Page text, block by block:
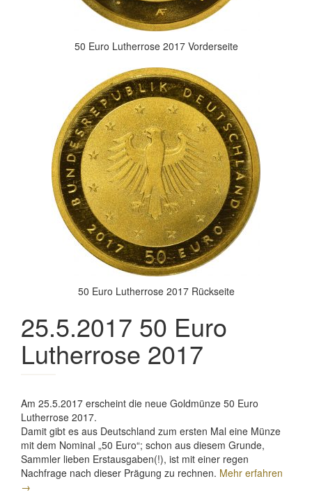
50 Euro Lutherrose 2017 Vorderseite
50 Euro Lutherrose 2017 Rückseite
25.5.2017 50 Euro
Lutherrose 2017
Am 25.5.2017 erscheint die neue Goldmünze 50 Euro
Lutherrose 2017.
Damit gibt es aus Deutschland zum ersten Mal eine Münze
mit dem Nominal „50 Euro“; schon aus diesem Grunde,
Sammler lieben Erstausgaben(!), ist mit einer regen
Nachfrage nach dieser Prägung zu rechnen. Mehr erfahren
→